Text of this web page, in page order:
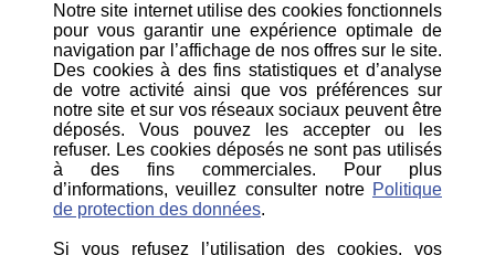
Notre site internet utilise des cookies fonctionnels
pour vous garantir une expérience optimale de
navigation par l’affichage de nos offres sur le site.
Des cookies à des fins statistiques et d’analyse
de votre activité ainsi que vos préférences sur
notre site et sur vos réseaux sociaux peuvent être
déposés. Vous pouvez les accepter ou les
refuser. Les cookies déposés ne sont pas utilisés
à des fins commerciales. Pour plus
d’informations, veuillez consulter notre Politique
de protection des données.
Si vous refusez l’utilisation des cookies, vos